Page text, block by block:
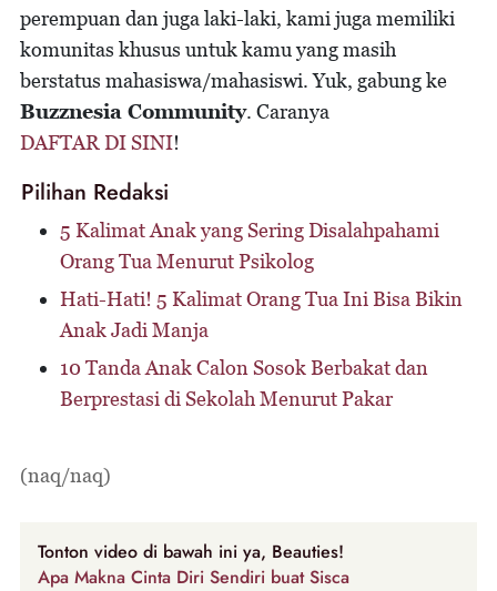
perempuan dan juga laki-laki, kami juga memiliki
komunitas khusus untuk kamu yang masih
berstatus mahasiswa/mahasiswi. Yuk, gabung ke
Buzznesia Community. Caranya
DAFTAR DI SINI!
Pilihan Redaksi
5 Kalimat Anak yang Sering Disalahpahami
Orang Tua Menurut Psikolog
Hati-Hati! 5 Kalimat Orang Tua Ini Bisa Bikin
Anak Jadi Manja
10 Tanda Anak Calon Sosok Berbakat dan
Berprestasi di Sekolah Menurut Pakar
(naq/naq)
Tonton video di bawah ini ya, Beauties!
Apa Makna Cinta Diri Sendiri buat Sisca